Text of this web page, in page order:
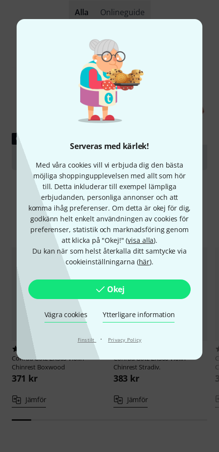
Serveras med kärlek!
Med våra cookies vill vi erbjuda dig den bästa
möjliga shoppingupplevelsen med allt som hör
till. Detta inkluderar till exempel lämpliga
erbjudanden, personliga annonser och att
komma ihåg preferenser. Om detta är okej för dig,
godkänn helt enkelt användningen av cookies för
preferenser, statistik och marknadsföring genom
att klicka på "Okej!" (visa alla).
Du kan när som helst återkalla ditt samtycke via
cookieinställningarna (här).
Okej
Vägra cookies Ytterligare information
Finstilt · Privacy Policy
Alla Onlineguide
GUIDE
Violas
Jämför alternativ
Conrad GötzZK305 Violin
Chinrest Boxwood
371 kr
Jämför
Conrad GötzZK306 Violin
Chinrest Stradiv.
383 kr
Jämför